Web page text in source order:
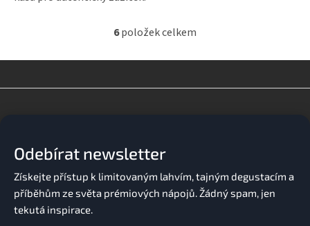
O
l
d
r
k
y
6položek celkem
Odebírat newsletter